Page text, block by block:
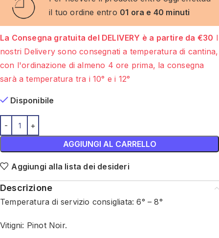
il tuo ordine entro 01 ora e 40 minuti
La Consegna gratuita del DELIVERY è a partire da €30 I
nostri Delivery sono consegnati a temperatura di cantina,
con l'ordinazione di almeno 4 ore prima, la consegna
sarà a temperatura tra i 10° e i 12°
Disponibile
AGGIUNGI AL CARRELLO
Aggiungi alla lista dei desideri
Descrizione
Temperatura di servizio consigliata: 6° – 8°
Vitigni: Pinot Noir.